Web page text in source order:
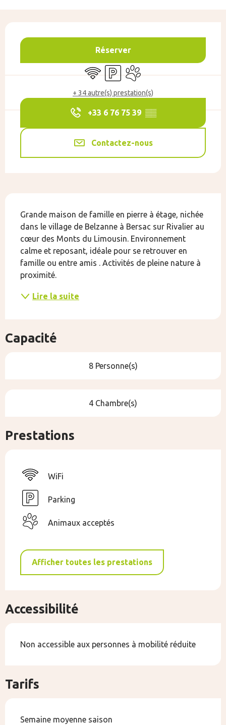
Ouverture et coordonnées
Réserver
WiFi ParkingAnimaux acceptés
+ 34 autre(s) prestation(s)
+33 6 76 75 39 ▒▒
Contactez-nous
Grande maison de famille en pierre à étage, nichée
dans le village de Belzanne à Bersac sur Rivalier au
cœur des Monts du Limousin. Environnement
calme et reposant, idéale pour se retrouver en
famille ou entre amis . Activités de pleine nature à
proximité.
Lire la suite
Capacité
8 Personne(s)
4 Chambre(s)
Prestations
WiFi
Parking
Animaux acceptés
Afficher toutes les prestations
Accessibilité
Non accessible aux personnes à mobilité réduite
Tarifs
Semaine moyenne saison